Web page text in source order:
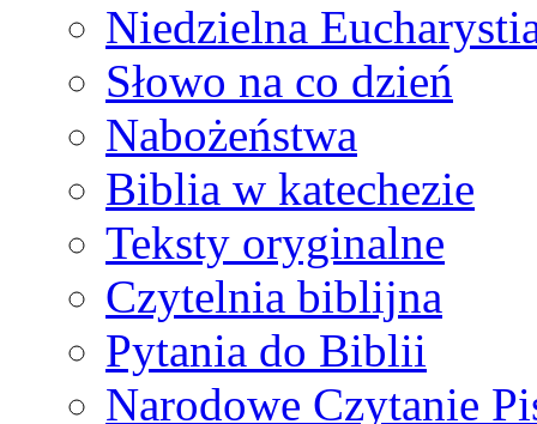
Niedzielna
Słowo na co dzień
Nabożeństwa
Biblia w katechezie
Teksty oryginalne
Czytelnia biblijna
Pytania do Biblii
Narodowe Czytanie